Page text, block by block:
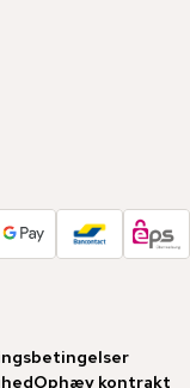
Ophæv kontrakt